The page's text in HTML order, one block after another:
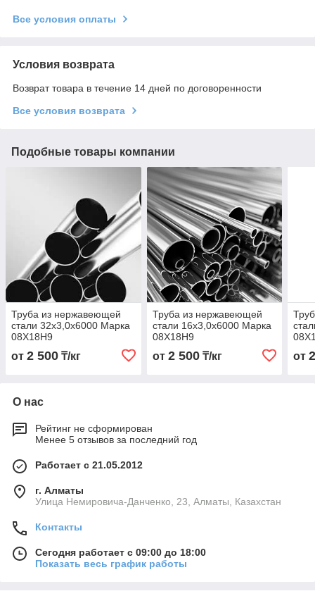
Все условия оплаты
Условия возврата
Возврат товара в течение 14 дней по договоренности
Все условия возврата
Подобные товары компании
Труба из нержавеющей
стали 32х3,0х6000 Марка
08Х18Н9
от 2 500 ₸/кг
Труба из нержавеющей
стали 16х3,0х6000 Марка
08Х18Н9
от 2 500₸/кг от
О нас
Рейтинг не сформирован
Менее 5 отзывов за последний год
Работает с 21.05.2012
г. Алматы
Улица Немировича-Данченко, 23, Алматы, Казахстан
Контакты
Сегодня работает с 09:00 до 18:00
Показать весь график работы